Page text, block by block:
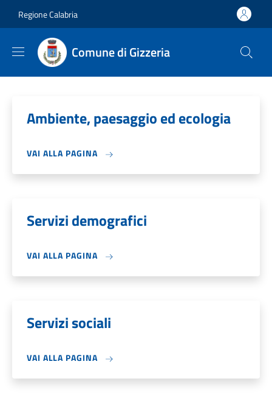
Regione Calabria
Comune di Gizzeria
Ambiente, paesaggio ed ecologia
VAI ALLA PAGINA
Servizi demografici
VAI ALLA PAGINA
Servizi sociali
VAI ALLA PAGINA